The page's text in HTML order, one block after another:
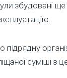
збудовані ще
підрядну
суміші з